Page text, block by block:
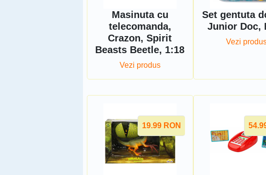
Masinuta cu
telecomanda,
Crazon, Spirit
Beasts Beetle, 1:18
Vezi produs
Set gentuta
Junior Doc,
Vezi
19.99 RON